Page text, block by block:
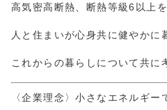
高気密高断熱、断熱等級6以上
人と住まいが心身共に健やかに
これからの暮らしについて共に
〈企業理念〉小さなエネルギー